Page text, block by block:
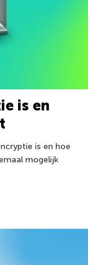
is en
is en hoe
mogelijk